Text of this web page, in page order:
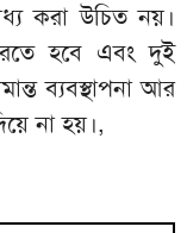
করা উচিত নয়।
হবে এবং দুই
ব্যবস্থাপনা আর
না হয়।,